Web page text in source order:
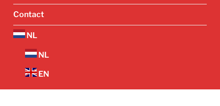
Contact
NL
NL
EN